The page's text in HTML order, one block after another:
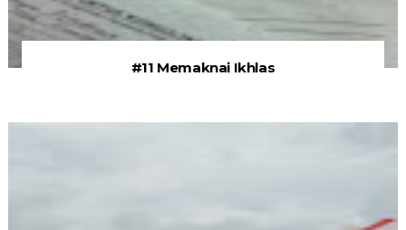
#11 Memaknai Ikhlas